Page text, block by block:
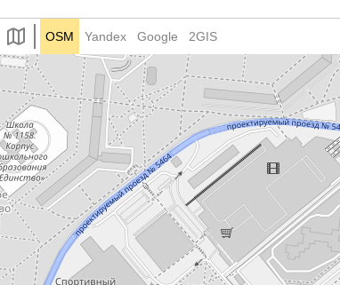
OSM Yandex Google 2GIS